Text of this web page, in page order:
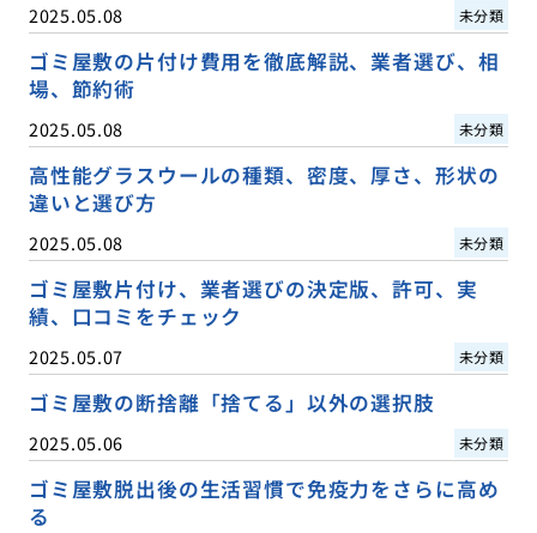
2025.05.08 未分類
ゴミ屋敷の片付け費用を徹底解説、業者選び、相
場、節約術
2025.05.08 未分類
高性能グラスウールの種類、密度、厚さ、形状の
違いと選び方
2025.05.08 未分類
ゴミ屋敷片付け、業者選びの決定版、許可、実
績、口コミをチェック
2025.05.07 未分類
ゴミ屋敷の断捨離「捨てる」以外の選択肢
2025.05.06 未分類
ゴミ屋敷脱出後の生活習慣で免疫力をさらに高め
る